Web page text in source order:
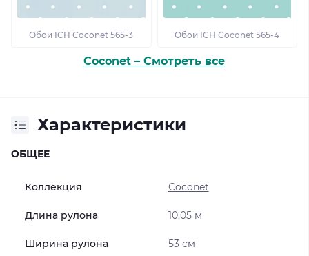
Обои ICH Coconet 565-3 Обои ICH Coconet 565-4
Coconet – Смотреть все
Характеристики
ОБЩЕЕ
Коллекция Coconet
Длина рулона 10.05 м
Ширина рулона 53 см